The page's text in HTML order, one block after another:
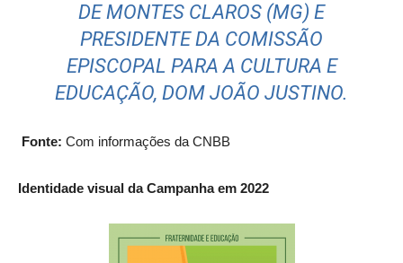
DE MONTES CLAROS (MG) E
PRESIDENTE DA COMISSÃO
EPISCOPAL PARA A CULTURA E
EDUCAÇÃO, DOM JOÃO JUSTINO.
Fonte: Com informações da CNBB
Identidade visual da Campanha em 2022